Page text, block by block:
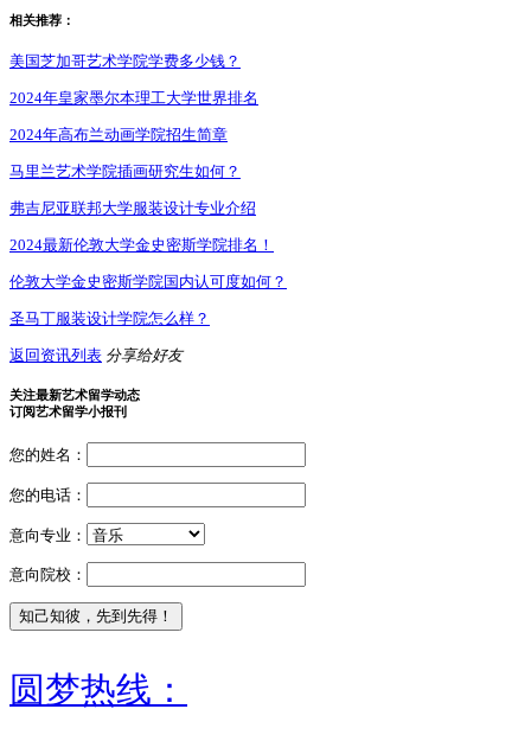
相关推荐：
美国芝加哥艺术学院学费多少钱？
2024年皇家墨尔本理工大学世界排名
2024年高布兰动画学院招生简章
马里兰艺术学院插画研究生如何？
弗吉尼亚联邦大学服装设计专业介绍
2024最新伦敦大学金史密斯学院排名！
伦敦大学金史密斯学院国内认可度如何？
圣马丁服装设计学院怎么样？
返回资讯列表 分享给好友
关注最新艺术留学动态
订阅艺术留学小报刊
您的姓名：
您的电话：
意向专业：
意向院校：
圆梦热线：